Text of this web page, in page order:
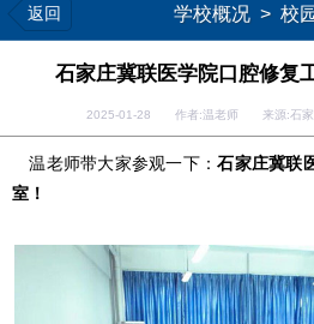
返回 学校概况 > 校
石家庄冀联医学院口腔修复
2025-01-28 作者:温老师 来源:石家庄
温老师带大家参观一下：石家庄冀联
室！